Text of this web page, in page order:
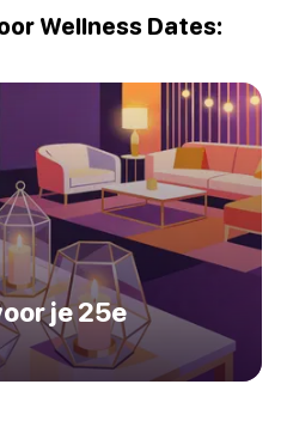
Wellness Dates:
je 25e